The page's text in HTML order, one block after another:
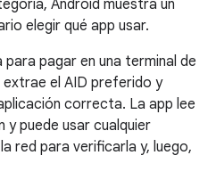
Android muestra un
elegir qué app usar.
pagar en una terminal de
el AID preferido y
correcta. La app lee
puede usar cualquier
red para verificarla y, luego,